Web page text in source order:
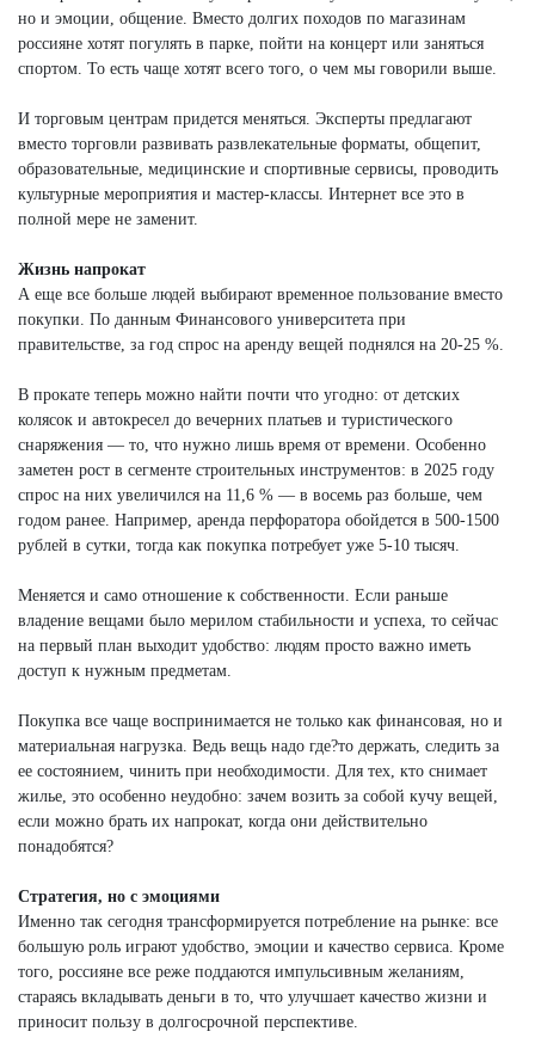
но и эмоции, общение. Вместо долгих походов по магазинам
россияне хотят погулять в парке, пойти на концерт или заняться
спортом. То есть чаще хотят всего того, о чем мы говорили выше.
И торговым центрам придется меняться. Эксперты предлагают
вместо торговли развивать развлекательные форматы, общепит,
образовательные, медицинские и спортивные сервисы, проводить
культурные мероприятия и мастер-классы. Интернет все это в
полной мере не заменит.
Жизнь напрокат
А еще все больше людей выбирают временное пользование вместо
покупки. По данным Финансового университета при
правительстве, за год спрос на аренду вещей поднялся на 20-25 %.
В прокате теперь можно найти почти что угодно: от детских
колясок и автокресел до вечерних платьев и туристического
снаряжения — то, что нужно лишь время от времени. Особенно
заметен рост в сегменте строительных инструментов: в 2025 году
спрос на них увеличился на 11,6 % — в восемь раз больше, чем
годом ранее. Например, аренда перфоратора обойдется в 500-1500
рублей в сутки, тогда как покупка потребует уже 5-10 тысяч.
Меняется и само отношение к собственности. Если раньше
владение вещами было мерилом стабильности и успеха, то сейчас
на первый план выходит удобство: людям просто важно иметь
доступ к нужным предметам.
Покупка все чаще воспринимается не только как финансовая, но и
материальная нагрузка. Ведь вещь надо где?то держать, следить за
ее состоянием, чинить при необходимости. Для тех, кто снимает
жилье, это особенно неудобно: зачем возить за собой кучу вещей,
если можно брать их напрокат, когда они действительно
понадобятся?
Стратегия, но с эмоциями
Именно так сегодня трансформируется потребление на рынке: все
большую роль играют удобство, эмоции и качество сервиса. Кроме
того, россияне все реже поддаются импульсивным желаниям,
стараясь вкладывать деньги в то, что улучшает качество жизни и
приносит пользу в долгосрочной перспективе.